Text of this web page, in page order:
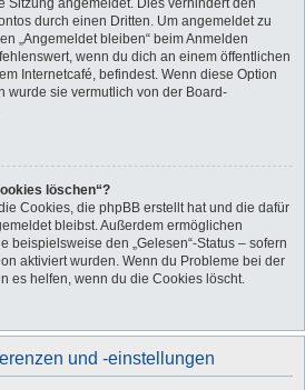
Sitzung angemeldet. Dies verhindert den
durch einen Dritten. Um angemeldet zu
„Angemeldet bleiben“ beim Anmelden
wenn du dich an einem öffentlichen
Internetcafé, befindest. Wenn diese Option
wurde sie vermutlich von der Board-
löschen“?
Cookies, die phpBB erstellt hat und die dafür
bleibst. Außerdem ermöglichen
beispielsweise den „Gelesen“-Status – sofern
aktiviert wurden. Wenn du Probleme bei der
es helfen, wenn du die Cookies löscht.
und -einstellungen